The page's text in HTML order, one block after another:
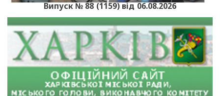
Випуск № 88 (1159) від 06.08.2026